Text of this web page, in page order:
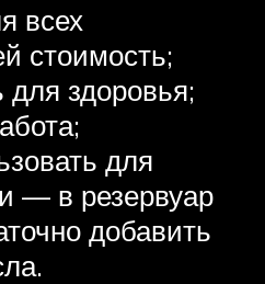
всех
стоимость;
для здоровья;
для
— в резервуар
добавить